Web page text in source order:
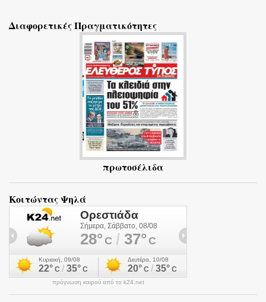
λ
Διαφορετικές Πραγματικότητες
πρωτοσέλιδα
Κοιτώντας Ψηλά
πρόγνωση καιρού από το k24.net